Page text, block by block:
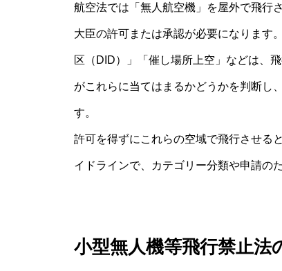
航空法では「無人航空機」を屋外で飛行
大臣の許可または承認が必要になります
区（DID）」「催し場所上空」などは、
がこれらに当てはまるかどうかを判断し
す。
許可を得ずにこれらの空域で飛行させる
イドラインで、カテゴリー分類や申請の
小型無人機等飛行禁止法